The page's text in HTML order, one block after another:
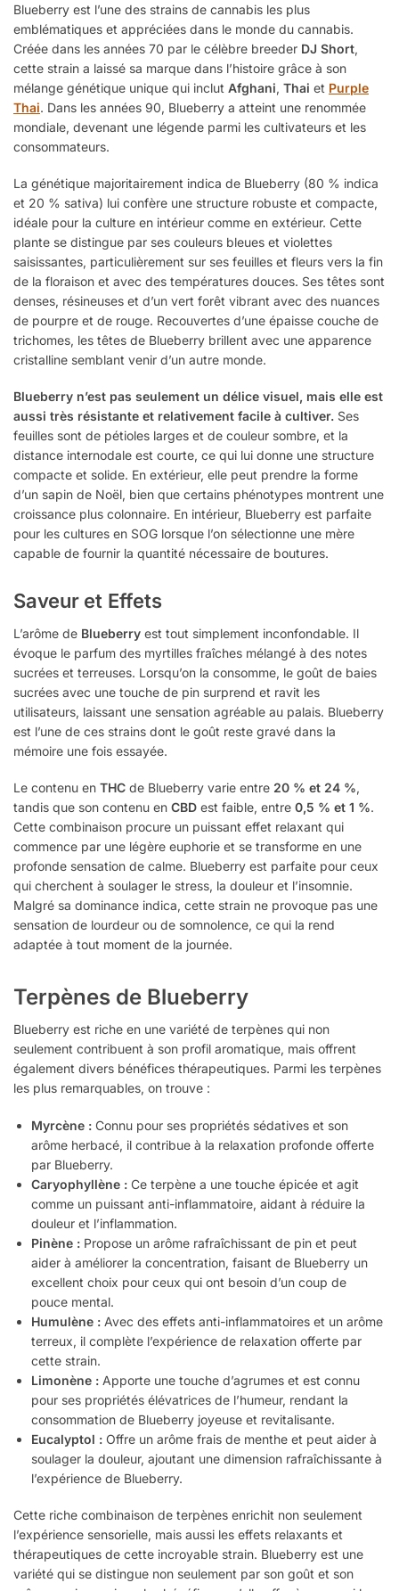
Blueberry est l’une des strains de cannabis les plus
emblématiques et appréciées dans le monde du cannabis.
Créée dans les années 70 par le célèbre breeder DJ Short,
cette strain a laissé sa marque dans l’histoire grâce à son
mélange génétique unique qui inclut Afghani, Thai et Purple
Thai. Dans les années 90, Blueberry a atteint une renommée
mondiale, devenant une légende parmi les cultivateurs et les
consommateurs.
La génétique majoritairement indica de Blueberry (80 % indica
et 20 % sativa) lui confère une structure robuste et compacte,
idéale pour la culture en intérieur comme en extérieur. Cette
plante se distingue par ses couleurs bleues et violettes
saisissantes, particulièrement sur ses feuilles et fleurs vers la fin
de la floraison et avec des températures douces. Ses têtes sont
denses, résineuses et d’un vert forêt vibrant avec des nuances
de pourpre et de rouge. Recouvertes d’une épaisse couche de
trichomes, les têtes de Blueberry brillent avec une apparence
cristalline semblant venir d’un autre monde.
Blueberry n’est pas seulement un délice visuel, mais elle est
aussi très résistante et relativement facile à cultiver. Ses
feuilles sont de pétioles larges et de couleur sombre, et la
distance internodale est courte, ce qui lui donne une structure
compacte et solide. En extérieur, elle peut prendre la forme
d’un sapin de Noël, bien que certains phénotypes montrent une
croissance plus colonnaire. En intérieur, Blueberry est parfaite
pour les cultures en SOG lorsque l’on sélectionne une mère
capable de fournir la quantité nécessaire de boutures.
Saveur et Effets
L’arôme de Blueberry est tout simplement inconfondable. Il
évoque le parfum des myrtilles fraîches mélangé à des notes
sucrées et terreuses. Lorsqu’on la consomme, le goût de baies
sucrées avec une touche de pin surprend et ravit les
utilisateurs, laissant une sensation agréable au palais. Blueberry
est l’une de ces strains dont le goût reste gravé dans la
mémoire une fois essayée.
Le contenu en THC de Blueberry varie entre 20 % et 24 %,
tandis que son contenu en CBD est faible, entre 0,5 % et 1 %.
Cette combinaison procure un puissant effet relaxant qui
commence par une légère euphorie et se transforme en une
profonde sensation de calme. Blueberry est parfaite pour ceux
qui cherchent à soulager le stress, la douleur et l’insomnie.
Malgré sa dominance indica, cette strain ne provoque pas une
sensation de lourdeur ou de somnolence, ce qui la rend
adaptée à tout moment de la journée.
Terpènes de Blueberry
Blueberry est riche en une variété de terpènes qui non
seulement contribuent à son profil aromatique, mais offrent
également divers bénéfices thérapeutiques. Parmi les terpènes
les plus remarquables, on trouve :
Myrcène : Connu pour ses propriétés sédatives et son
arôme herbacé, il contribue à la relaxation profonde offerte
par Blueberry.
Caryophyllène : Ce terpène a une touche épicée et agit
comme un puissant anti-inflammatoire, aidant à réduire la
douleur et l’inflammation.
Pinène : Propose un arôme rafraîchissant de pin et peut
aider à améliorer la concentration, faisant de Blueberry un
excellent choix pour ceux qui ont besoin d’un coup de
pouce mental.
Humulène : Avec des effets anti-inflammatoires et un arôme
terreux, il complète l’expérience de relaxation offerte par
cette strain.
Limonène : Apporte une touche d’agrumes et est connu
pour ses propriétés élévatrices de l’humeur, rendant la
consommation de Blueberry joyeuse et revitalisante.
Eucalyptol : Offre un arôme frais de menthe et peut aider à
soulager la douleur, ajoutant une dimension rafraîchissante à
l’expérience de Blueberry.
Cette riche combinaison de terpènes enrichit non seulement
l’expérience sensorielle, mais aussi les effets relaxants et
thérapeutiques de cette incroyable strain. Blueberry est une
variété qui se distingue non seulement par son goût et son